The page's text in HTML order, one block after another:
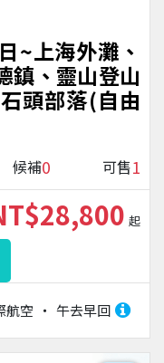
~上海外灘、
鎮、靈山登山
頭部落(自由
候補0 可售1
航空 午去早回
起